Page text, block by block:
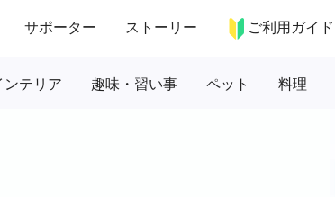
サポーター ストーリー ご利用ガイド
ンテリア 趣味・習い事 ペット 料理